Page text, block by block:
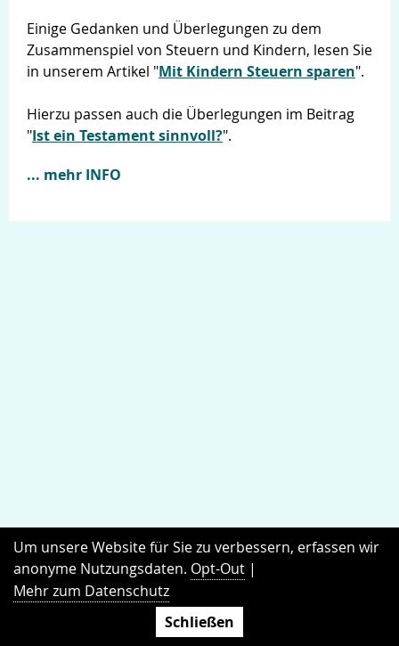
Einige Gedanken und Überlegungen zu dem
Zusammenspiel von Steuern und Kindern, lesen Sie
in unserem Artikel "Mit Kindern Steuern sparen".
Hierzu passen auch die Überlegungen im Beitrag
"Ist ein Testament sinnvoll?".
... mehr INFO
KONTAKT
Um unsere Website für Sie zu verbessern, erfassen wir
anonyme Nutzungsdaten. Opt-Out |
Mehr zum Datenschutz
Schließen